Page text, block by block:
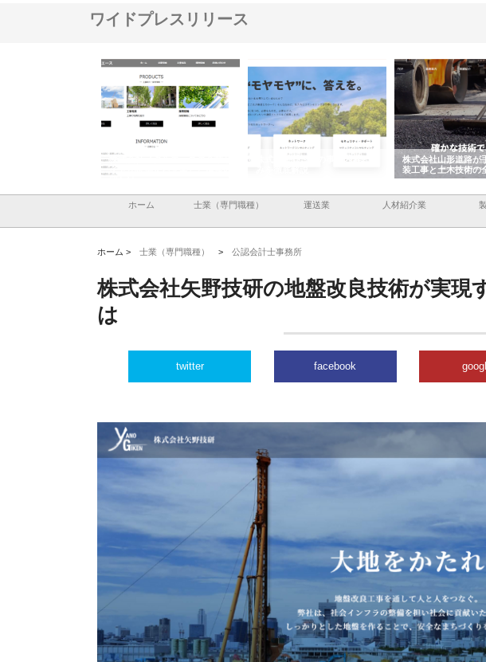
ワイドプレスリリース
株式会社メタルエースの企業サ
イトが提供する充実した情報内
株式会社ＣＳＡの事業内容と強
株式会社山形道路が手が
装工事と土木技術の全容
ホーム 士業（専門職種） 運送業 人材紹介業
ホーム > 士業（専門職種） > 公認会計士事務所
株式会社矢野技研の地盤改良技術が実現
は
twitter facebook